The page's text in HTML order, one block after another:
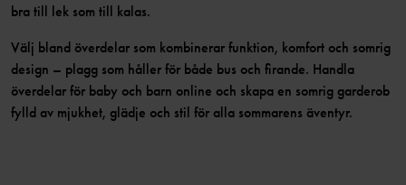
bra till lek som till kalas.
Välj bland överdelar som kombinerar funktion, komfort och somrig
design – plagg som håller för både bus och firande. Handla
överdelar för baby och barn online och skapa en somrig garderob
fylld av mjukhet, glädje och stil för alla sommarens äventyr.